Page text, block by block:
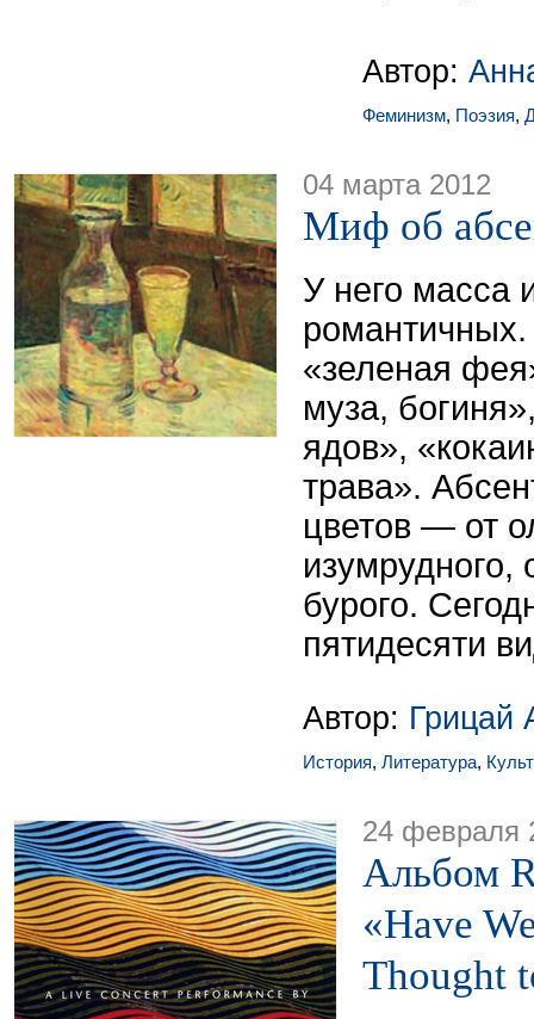
Автор:
Феминизм, Поэзия,
04 марта 2012
Миф об
У него масса
«зеленая
муза,
ядов»,
трава».
цветов — от
изумрудного,
бурого.
пятидесяти
Автор: Грицай
История, Литература,
24 февраля
Альбом
«Have
Thought